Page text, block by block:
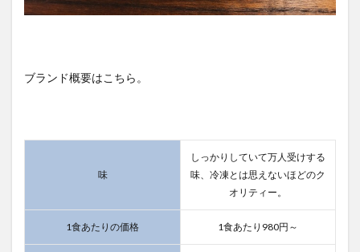
ブランド概要はこちら。
味
しっかりしていて万人受けする
味、冷凍とは思えないほどのク
オリティー。
1食あたりの価格 1食あたり980円～